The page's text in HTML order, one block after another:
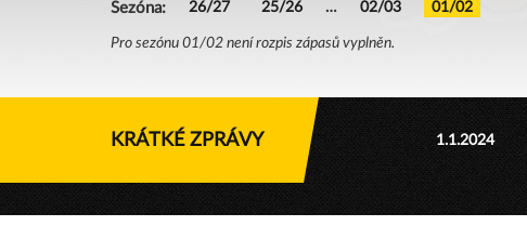
Sezóna: 26/27 25/26 … 02/03 01/02
Pro sezónu 01/02 není rozpis zápasů vyplněn.
KRÁTKÉ ZPRÁVY 1.1.2024